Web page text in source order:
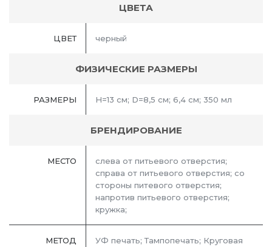
ЦВЕТА
ЦВЕТ черный
ФИЗИЧЕСКИЕ РАЗМЕРЫ
РАЗМЕРЫ H=13 см; D=8,5 см; 6,4 см; 350 мл
БРЕНДИРОВАНИЕ
МЕСТО
слева от питьевого отверстия;
справа от питьевого отверстия; со
стороны питевого отверстия;
напротив питьевого отверстия;
кружка;
МЕТОД
УФ печать; Тампопечать; Круговая